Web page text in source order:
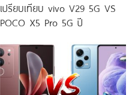
เปรียบเทียบ vivo V29 5G VS
POCO X5 Pro 5G ปี